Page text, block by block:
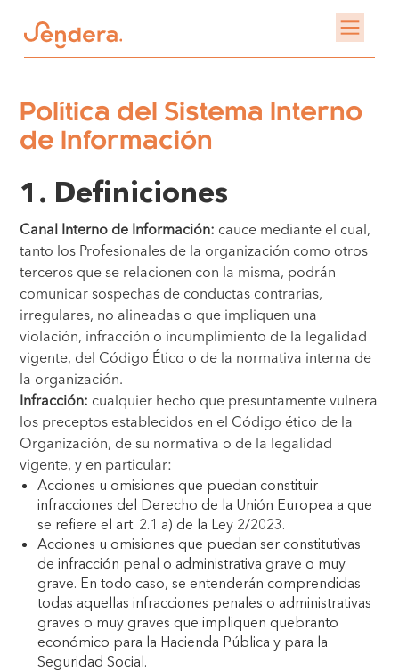
Política del Sistema Interno
de Información
1. Definiciones
Canal Interno de Información: cauce mediante el cual,
tanto los Profesionales de la organización como otros
terceros que se relacionen con la misma, podrán
comunicar sospechas de conductas contrarias,
irregulares, no alineadas o que impliquen una
violación, infracción o incumplimiento de la legalidad
vigente, del Código Ético o de la normativa interna de
la organización.
Infracción: cualquier hecho que presuntamente vulnera
los preceptos establecidos en el Código ético de la
Organización, de su normativa o de la legalidad
vigente, y en particular:
Acciones u omisiones que puedan constituir
infracciones del Derecho de la Unión Europea a que
se refiere el art. 2.1 a) de la Ley 2/2023.
Acciones u omisiones que puedan ser constitutivas
de infracción penal o administrativa grave o muy
grave. En todo caso, se entenderán comprendidas
todas aquellas infracciones penales o administrativas
graves o muy graves que impliquen quebranto
económico para la Hacienda Pública y para la
Seguridad Social.